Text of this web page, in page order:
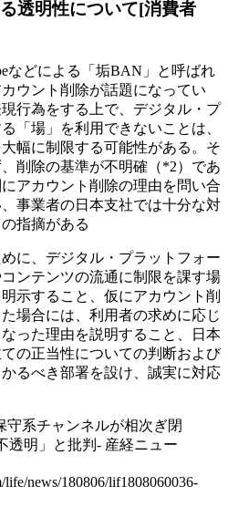
透明性について[消費者
などによる「垢BAN」と呼ばれ
ウント削除が話題になってい
行為をする上で、デジタル・プ
「場」を利用できないことは、
幅に制限する可能性がある。そ
削除の基準が不明確（*2）であ
アカウント削除の理由を問い合
事業者の日本支社では十分な対
指摘がある
に、デジタル・プラットフォー
ンテンツの流通に制限を課す場
示すること、仮にアカウント削
場合には、利用者の求めに応じ
った理由を説明すること、日本
の正当性についての判断および
るべき部署を設け、誠実に対応
守系チャンネルが相次ぎ閉
明」と批判- 産経ニュー
life/news/180806/lif1808060036-